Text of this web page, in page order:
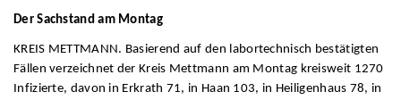
Der Sachstand am Montag
KREIS METTMANN. Basierend auf den labortechnisch bestätigten
Fällen verzeichnet der Kreis Mettmann am Montag kreisweit 1270
Infizierte, davon in Erkrath 71, in Haan 103, in Heiligenhaus 78, in